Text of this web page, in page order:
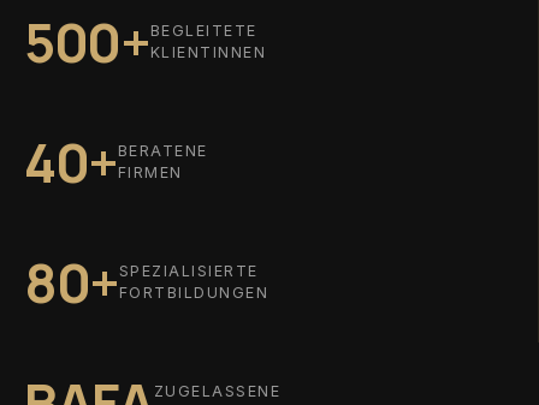
500+ BEGLEITETE
KLIENTINNEN
40+ BERATENE
FIRMEN
80+ SPEZIALISIERTE
FORTBILDUNGEN
ZUGELASSENE